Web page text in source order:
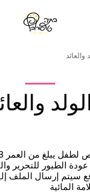
والعائد
الولد
الطيور للتحرير
سيتم إرسال الملف
المائية